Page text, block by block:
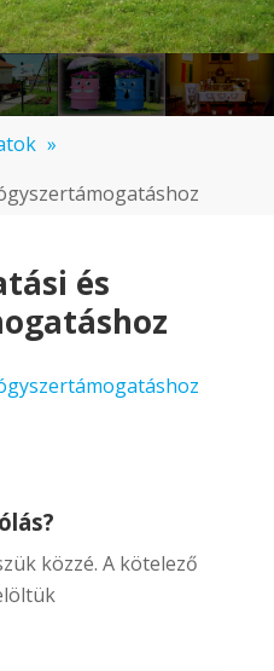
»
és
közzé. A kötelező